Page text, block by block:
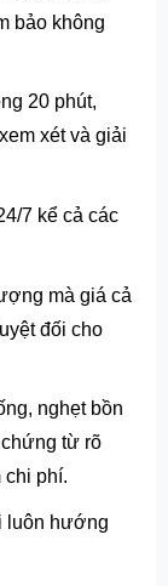
bảo không
20 phút,
xét và giải
7 kể cả các
mà giá cả
đối cho
nghẹt bồn
từ rõ
chi phí.
luôn hướng